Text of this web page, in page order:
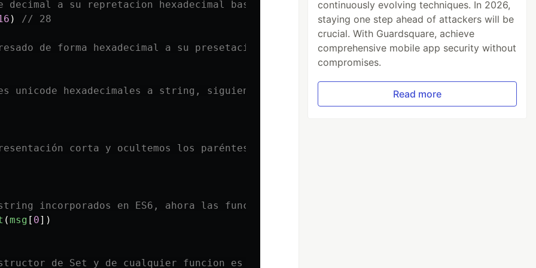
a su repretacion hexadecimal base 16
) // 28
de forma hexadecimal a su presetacion decimal base 10
unicode hexadecimales a string, siguiendo el ejemplo anterior entoces podemos
corta y ocultemos los paréntesis ya que estos van a ser detectados por los
incorporados en ES6, ahora las funciones pueden ser invocadas de esta forma ``,
(msg [ 0])
de Set y de cualquier funcion es Function, por ende cada función va a heredan
continuously evolving techniques. In 2026,
staying one step ahead of attackers will be
crucial. With Guardsquare, achieve
comprehensive mobile app security without
compromises.
Read more